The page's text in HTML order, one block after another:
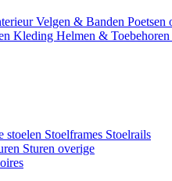
Velgen & Banden Poetsen
Kleding Helmen & Toebehoren
stoelen Stoelframes Stoelrails
Sturen overige